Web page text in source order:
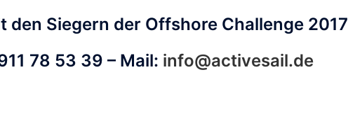
den Siegern der Offshore Challenge 2017
78 53 39 – Mail: info@activesail.de